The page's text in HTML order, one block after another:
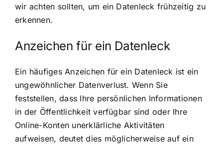
wir achten sollten, um ein Datenleck frühzeitig zu
erkennen.
Anzeichen für ein Datenleck
Ein häufiges Anzeichen für ein Datenleck ist ein
ungewöhnlicher Datenverlust. Wenn Sie
feststellen, dass Ihre persönlichen Informationen
in der Öffentlichkeit verfügbar sind oder Ihre
Online-Konten unerklärliche Aktivitäten
aufweisen, deutet dies möglicherweise auf ein